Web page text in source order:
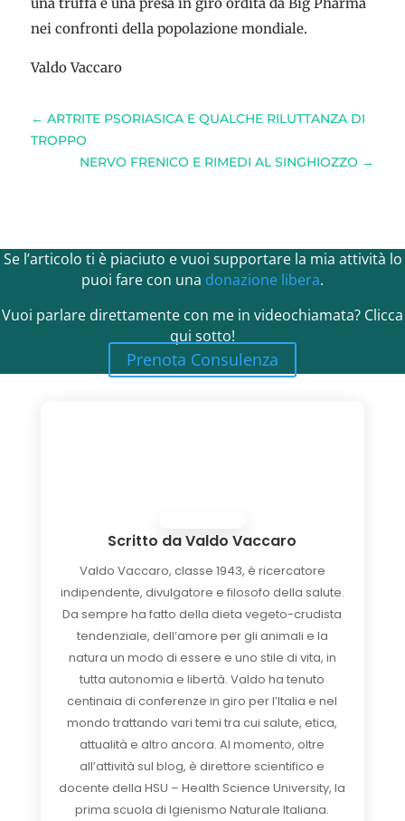
nei confronti della popolazione mondiale.
Valdo Vaccaro
← ARTRITE PSORIASICA E QUALCHE RILUTTANZA DI
TROPPO
NERVO FRENICO E RIMEDI AL SINGHIOZZO →
Se l’articolo ti è piaciuto e vuoi supportare la mia attività lo
puoi fare con una donazione libera.
Vuoi parlare direttamente con me in videochiamata? Clicca
qui sotto!
Prenota Consulenza
Scritto daValdo Vaccaro
Valdo Vaccaro, classe 1943, è ricercatore
indipendente, divulgatore e filosofo della salute.
Da sempre ha fatto della dieta vegeto-crudista
tendenziale, dell’amore per gli animali e la
natura un modo di essere e uno stile di vita, in
tutta autonomia e libertà. Valdo ha tenuto
centinaia di conferenze in giro per l’Italia e nel
mondo trattando vari temi tra cui salute, etica,
attualità e altro ancora. Al momento, oltre
all’attività sul blog, è direttore scientifico e
docente della HSU – Health Science University, la
prima scuola di Igienismo Naturale Italiana.